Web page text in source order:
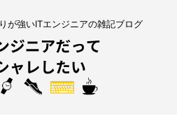
が強いITエンジニアの雑記ブログ